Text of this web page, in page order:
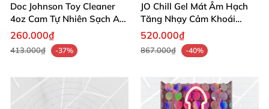
Doc Johnson Toy Cleaner
4oz Cam Tự Nhiên Sạch An
Toàn
260.000₫
413.000₫ -37%
JO Chill Gel Mát Âm Hạch
Tăng Nhạy Cảm Khoái
Cường
520.000₫
867.000₫ -40%